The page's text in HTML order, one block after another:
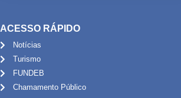
ACESSO RÁPIDO
Notícias
Turismo
FUNDEB
Chamamento Público